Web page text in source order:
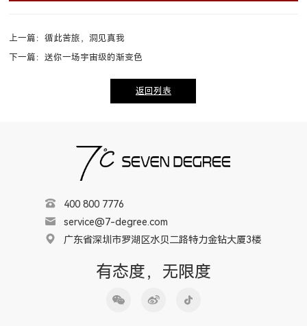
上一篇：循此苦旅，洞见真我
下一篇：送你一场宇宙级的渐变色
返回列表
400 800 7776
service@7-degree.com
广东省深圳市罗湖区水贝二路特力金钻大厦3楼
有态度，无限度